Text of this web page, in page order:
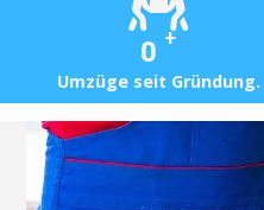
0 +
Umzüge seit Gründung.